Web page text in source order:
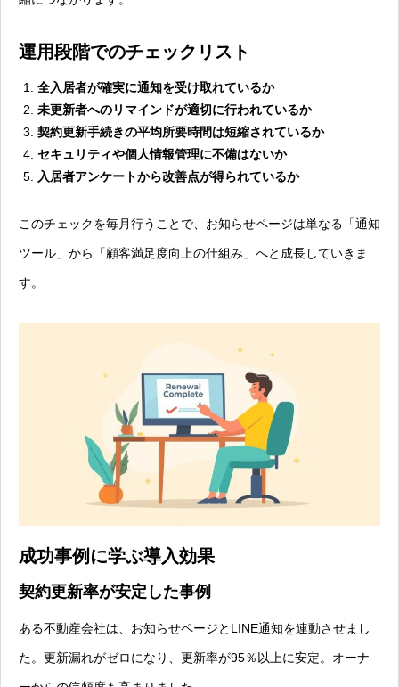
運用段階でのチェックリスト
全入居者が確実に通知を受け取れているか
未更新者へのリマインドが適切に行われているか
契約更新手続きの平均所要時間は短縮されているか
セキュリティや個人情報管理に不備はないか
入居者アンケートから改善点が得られているか
このチェックを毎月行うことで、お知らせページは単なる「通知
ツール」から「顧客満足度向上の仕組み」へと成長していきま
す。
成功事例に学ぶ導入効果
契約更新率が安定した事例
ある不動産会社は、お知らせページとLINE通知を連動させまし
た。更新漏れがゼロになり、更新率が95％以上に安定。オーナ